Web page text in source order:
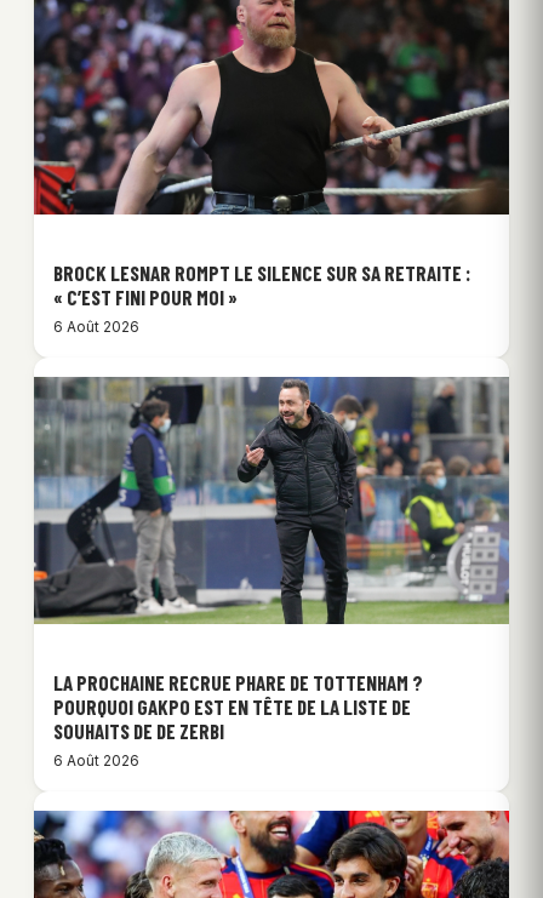
BROCK LESNAR ROMPT LE SILENCE SUR SA RETRAITE :
« C’EST FINI POUR MOI »
6 Août 2026
LA PROCHAINE RECRUE PHARE DE TOTTENHAM ?
POURQUOI GAKPO EST EN TÊTE DE LA LISTE DE
SOUHAITS DE DE ZERBI
6 Août 2026